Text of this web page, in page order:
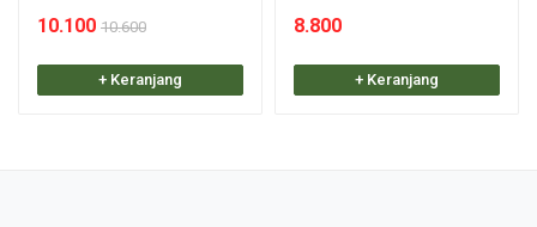
10.100 10.600
+ Keranjang
8.800
+ Keranjang